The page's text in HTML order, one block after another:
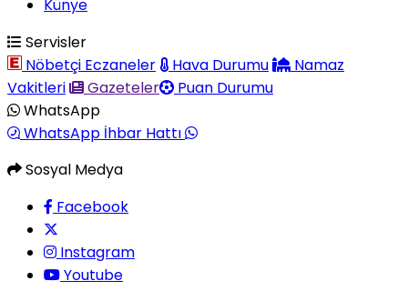
Künye
Servisler
Nöbetçi Eczaneler
Hava Durumu
Namaz
Vakitleri
Gazeteler
Puan Durumu
WhatsApp
WhatsApp İhbar Hattı
Sosyal Medya
Facebook
Instagram
Youtube